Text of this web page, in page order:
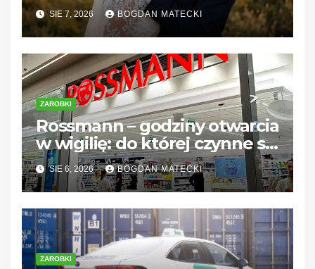
SIE 7, 2026 BOGDAN MATECKI
ZAROBKI
Rossmann – godziny otwarcia
w wigilię: do której czynne są
sklepy?
SIE 6, 2026 BOGDAN MATECKI
ZAROBKI